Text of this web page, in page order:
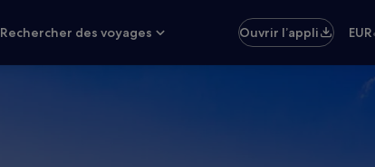
Rechercher des voyages
Ouvrir l’appli EUR